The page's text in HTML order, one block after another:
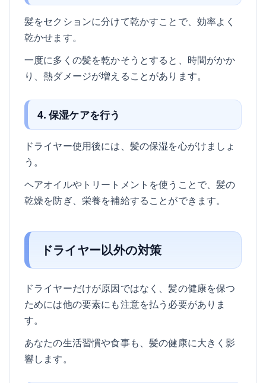
髪をセクションに分けて乾かすことで、効率よく
乾かせます。
一度に多くの髪を乾かそうとすると、時間がかか
り、熱ダメージが増えることがあります。
4. 保湿ケアを行う
ドライヤー使用後には、髪の保湿を心がけましょ
う。
ヘアオイルやトリートメントを使うことで、髪の
乾燥を防ぎ、栄養を補給することができます。
ドライヤー以外の対策
ドライヤーだけが原因ではなく、髪の健康を保つ
ためには他の要素にも注意を払う必要がありま
す。
あなたの生活習慣や食事も、髪の健康に大きく影
響します。